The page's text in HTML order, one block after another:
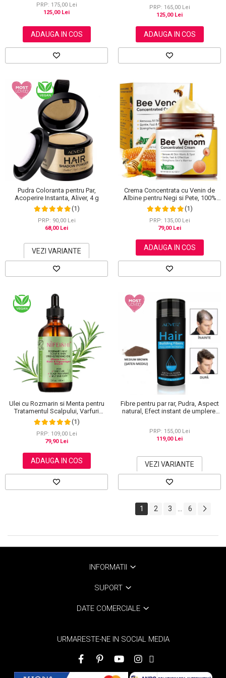
PRP: 175,00 Lei
125,00 Lei
ADAUGA IN COS
PRP: 165,00 Lei
125,00 Lei
ADAUGA IN COS
Pudra Coloranta pentru Par,
Acoperire Instanta, Aliver, 4 g
(1)
PRP: 90,00 Lei
68,00 Lei
VEZI VARIANTE
Crema Concentrata cu Venin de
Albine pentru Negi si Pete, 100%
Naturala, 120 g
(1)
PRP: 135,00 Lei
79,00 Lei
ADAUGA IN COS
Ulei cu Rozmarin si Menta pentru
Tratamentul Scalpului, Varfuri
Despicate si Cresterea Parului,
NIFEISHI®, 60 ml
(1)
PRP: 109,00 Lei
79,90 Lei
ADAUGA IN COS
Fibre pentru par rar, Pudra, Aspect
natural, Efect instant de umplere,
PRP: 155,00 Lei
119,00 Lei
VEZI VARIANTE
1 2 3 ... 6
INFORMATII
SUPORT
DATE COMERCIALE
URMARESTE-NE IN SOCIAL MEDIA